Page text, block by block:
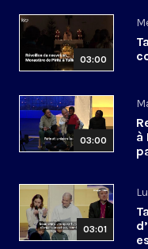
03:00
03:00
à
03:01